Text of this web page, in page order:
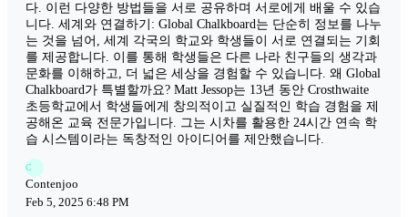
다. 이런 다양한 방법들을 서로 공유하며 서로에게 배울 수 있습
니다. 세계와 연결하기: Global Chalkboard는 단순히 정보를 나누
는 것을 넘어, 세계 각국의 학교와 학생들이 서로 연결되는 기회
를 제공합니다. 이를 통해 학생들은 다른 나라 친구들의 생각과
문화를 이해하고, 더 넓은 세상을 경험할 수 있습니다. 왜 Global
Chalkboard가 특별할까요? Matt Jessop는 13년 동안 Crosthwaite
초등학교에서 학생들에게 창의적이고 실질적인 학습 경험을 제
공해온 교육 전문가입니다. 그는 시차를 활용한 24시간 연속 학
습 시스템이라는 독창적인 아이디어를 제안했습니다.
C
Contenjoo
Feb 5, 2025 6:48 PM